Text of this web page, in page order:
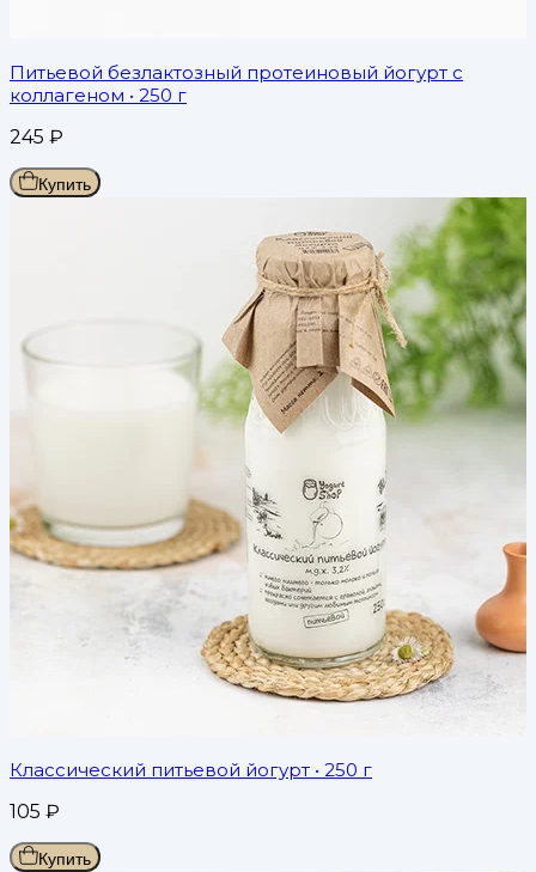
Питьевой безлактозный протеиновый йогурт с
коллагеном • 250 г
245 ₽
Купить
Классический питьевой йогурт • 250 г
105 ₽
Купить